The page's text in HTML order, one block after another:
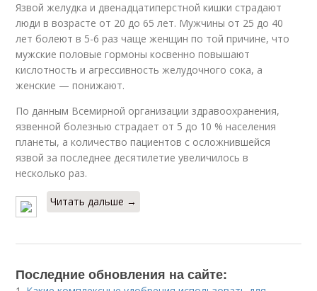
Язвой желудка и двенадцатиперстной кишки страдают
люди в возрасте от 20 до 65 лет. Мужчины от 25 до 40
лет болеют в 5-6 раз чаще женщин по той причине, что
мужские половые гормоны косвенно повышают
кислотность и агрессивность желудочного сока, а
женские — понижают.
По данным Всемирной организации здравоохранения,
язвенной болезнью страдает от 5 до 10 % населения
планеты, а количество пациентов с осложнившейся
язвой за последнее десятилетие увеличилось в
несколько раз.
Читать дальше →
Последние обновления на сайте: